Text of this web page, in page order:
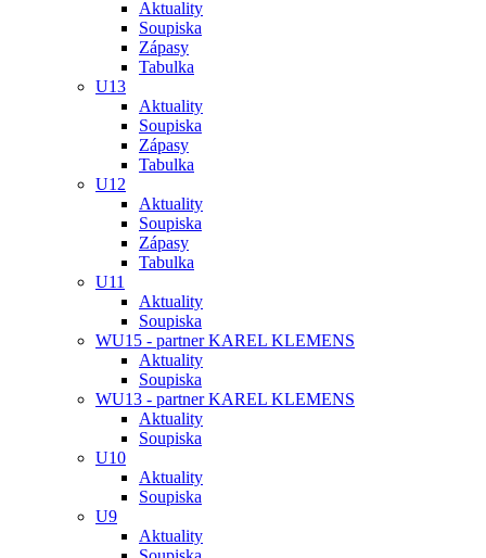
Aktuality
Soupiska
Zápasy
Tabulka
U13
Aktuality
Soupiska
Zápasy
Tabulka
U12
Aktuality
Soupiska
Zápasy
Tabulka
U11
Aktuality
Soupiska
WU15 - partner KAREL KLEMENS
Aktuality
Soupiska
WU13 - partner KAREL KLEMENS
Aktuality
Soupiska
U10
Aktuality
Soupiska
U9
Aktuality